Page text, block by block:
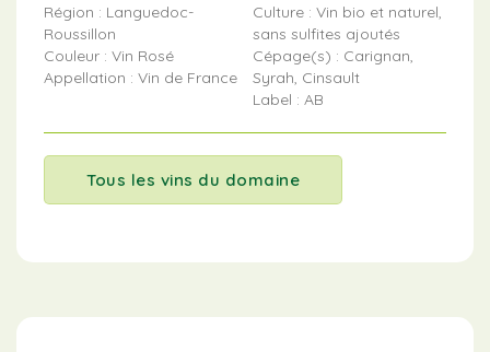
Région : Languedoc-
Roussillon
Couleur : Vin Rosé
Appellation : Vin de France
Culture : Vin bio et naturel,
sans sulfites ajoutés
Cépage(s) : Carignan,
Syrah, Cinsault
Label : AB
Tous les vins du domaine